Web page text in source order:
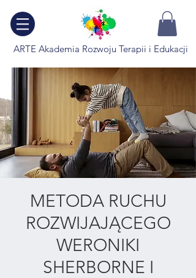
ARTE Akademia Rozwoju Terapii i Edukacji
METODA RUCHU
ROZWIJAJĄCEGO
WERONIKI
SHERBORNE I